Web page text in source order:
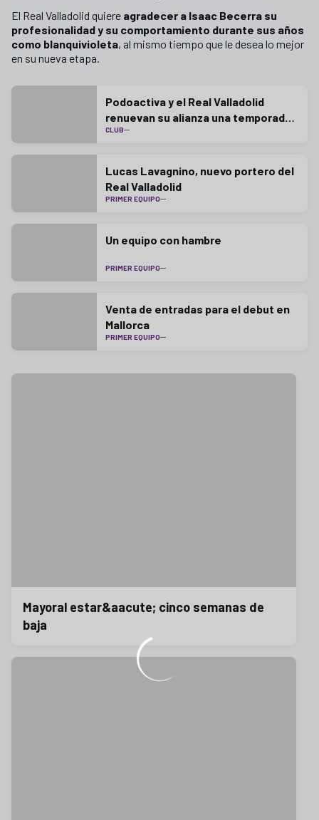
El Real Valladolid quiere agradecer a Isaac Becerra su
profesionalidad y su comportamiento durante sus años
como blanquivioleta, al mismo tiempo que le desea lo mejor
en su nueva etapa.
Podoactiva y el Real Valladolid
renuevan su alianza una temporada
más
CLUB
Lucas Lavagnino, nuevo portero del
Real Valladolid
PRIMER EQUIPO
Un equipo con hambre
PRIMER EQUIPO
Venta de entradas para el debut en
Mallorca
PRIMER EQUIPO
Mayoral estar&aacute; cinco semanas de
baja